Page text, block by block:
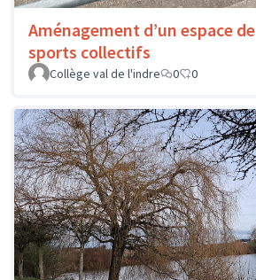
Aménagement d’un espace de
sports collectifs
Collège val de l'indre
0 0